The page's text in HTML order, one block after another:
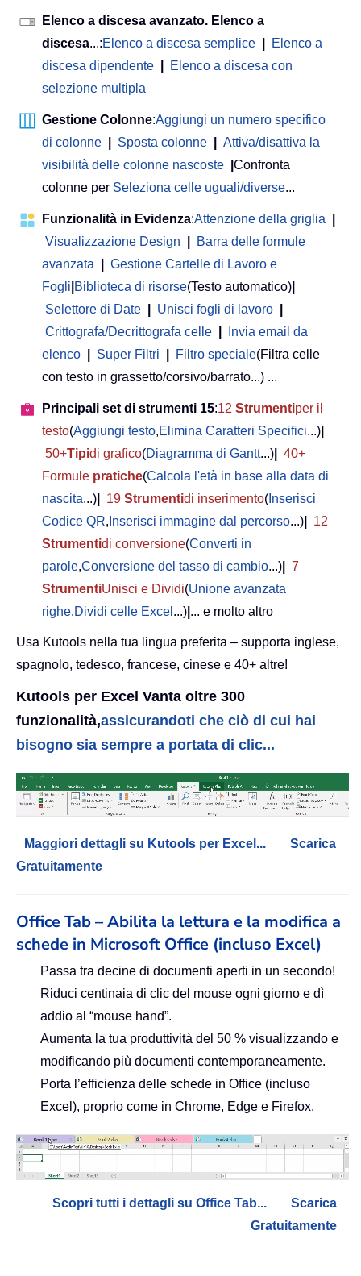
Elenco a discesa avanzato. Elenco a
discesa...:Elenco a discesa semplice
Elenco a
discesa dipendente
Elenco a discesa con
selezione multipla
Gestione Colonne:Aggiungi un numero specifico
di colonne
Sposta colonne
Attiva/disattiva la
visibilità delle colonne nascoste
Confronta
colonne per Seleziona celle uguali/diverse...
Funzionalità in Evidenza:Attenzione della griglia
Visualizzazione Design
Barra delle formule
avanzata
Gestione Cartelle di Lavoro e
Fogli Biblioteca di risorse(Testo automatico)
Selettore di Date
Unisci fogli di lavoro
Crittografa/Decrittografa celle
Invia email da
elenco
Super Filtri Filtro speciale(Filtra celle
con testo in grassetto/corsivo/barrato...) ...
Principali set di strumenti 15:12 Strumentiper il
testo(Aggiungi testo,Elimina Caratteri Specifici...)
50+Tipidi grafico(Diagramma di Gantt...)
40+
Formule pratiche(Calcola l'età in base alla data di
nascita...) 19 Strumentidi inserimento( Inserisci
Codice QR, Inserisci immagine dal percorso...)
12
Strumentidi conversione(Converti in
parole,Conversione del tasso di cambio...)
7
StrumentiUnisci e Dividi(Unione avanzata
righe,Dividi celle Excel ...) ... e molto altro
Usa Kutools nella tua lingua preferita – supporta inglese,
spagnolo, tedesco, francese, cinese e 40+ altre!
Kutools per Excel Vanta oltre 300
funzionalità,assicurandoti che ciò di cui hai
bisogno sia sempre a portata di clic...
Maggiori dettagli su Kutools per Excel...
Scarica
Gratuitamente
Office Tab – Abilita la lettura e la modifica a
schede in Microsoft Office (incluso Excel)
Passa tra decine di documenti aperti in un secondo!
Riduci centinaia di clic del mouse ogni giorno e dì
addio al “mouse hand”.
Aumenta la tua produttività del 50 % visualizzando e
modificando più documenti contemporaneamente.
Porta l’efficienza delle schede in Office (incluso
Excel), proprio come in Chrome, Edge e Firefox.
Scopri tutti i dettagli su Office Tab...
Scarica
Gratuitamente